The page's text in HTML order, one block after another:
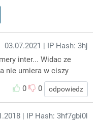
03.07.2021 | IP Hash: 3hj
inter... Widac ze
nie umiera w ciszy
0
0 odpowiedz
| IP Hash: 3hf7gbi0l